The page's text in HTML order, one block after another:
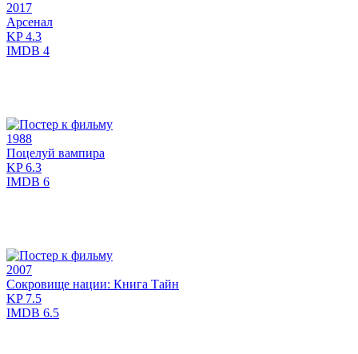
2017
Арсенал
KP4.3
IMDB 4
1988
Поцелуй вампира
KP6.3
IMDB 6
2007
Сокровище нации: Книга Тайн
KP7.5
IMDB 6.5